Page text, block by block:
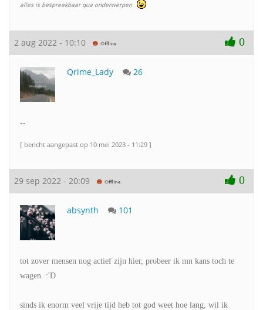
alles is bespreekbaar qua onderwerpen
2 aug 2022 - 10:10 0
Qrime_Lady 26
--
[ bericht aangepast op 10 mei 2023 - 11:29 ]
29 sep 2022 - 20:09 0
absynth 101
tot zover mensen nog actief zijn hier, probeer ik mn kans toch te
wagen. :'D
sinds ik enorm veel vrije tijd heb tot god weet hoe lang, wil ik